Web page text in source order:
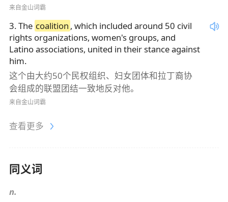
来自金山词霸
3.The coalition , which included around 50 civil
rights organizations, women's groups, and
Latino associations, united in their stance against
him.
这个由大约50个民权组织、妇女团体和拉丁裔协
会组成的联盟团结一致地反对他。
来自金山词霸
查看更多
同义词
n.